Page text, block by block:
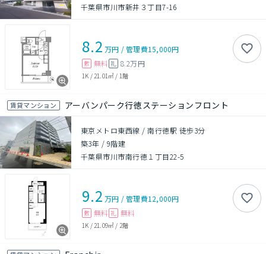
千葉県市川市新井３丁目7-16
8.2 万円 /管理費15,000円
敷 無料 礼 8.2万円
1K / 21.01㎡ / 1階
賃貸マンション アーバンパーク行徳ステーションフロント
東京メトロ東西線 / 南行徳駅 徒歩3分
築3年 / 9階建
千葉県市川市南行徳１丁目22-5
9.2 万円 /管理費12,000円
敷 無料 礼 無料
1K / 21.09㎡ / 2階